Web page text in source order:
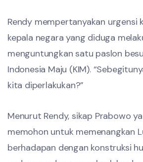
Rendy mempertanyakan urgensi
kepala negara yang diduga
menguntungkan satu paslon
Indonesia Maju (KIM).
kita diperlakukan?”
Menurut Rendy, sikap Prabowo
memohon untuk memenangkan
berhadapan dengan konstruksi